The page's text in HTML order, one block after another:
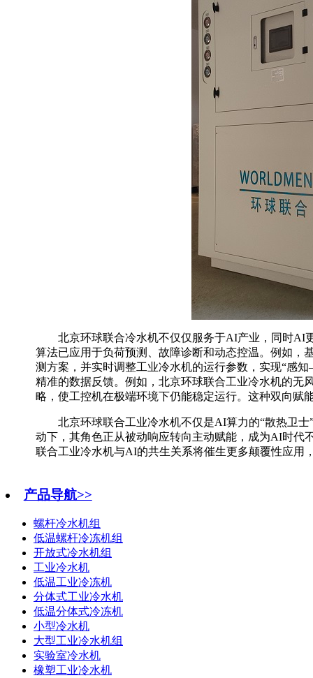
北京环球联合冷水机不仅仅服务于AI产业 ， 同时AI
算法已应用于负荷预测、故障诊断和动态控温。例如，
测方案，并实时调整工业冷水机的运行参数，实现“感
精准的数据反馈。例如， 北京环球联合工业冷水机的无
略，使工控机在极端环境下仍能稳定运行。这种双向赋
北京环球联合工业冷水机不仅是AI算力的“散热卫
动下，其角色正从被动响应转向主动赋能，成为AI时代
联合工业冷水机与AI的共生关系将催生更多颠覆性应用
产品导航>>
螺杆冷水机组
低温螺杆冷冻机组
开放式冷水机组
工业冷水机
低温工业冷冻机
分体式工业冷水机
低温分体式冷冻机
小型冷水机
大型工业冷水机组
实验室冷水机
橡塑工业冷水机